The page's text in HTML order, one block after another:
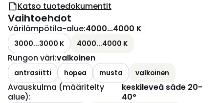
Katso tuotedokumentit
Vaihtoehdot
Värilämpötila-alue:4000...4000 K
3000...3000 K 4000...4000 K
Rungon väri:valkoinen
antrasiitti hopea musta valkoinen
Avauskulma (määritelty
alue):
keskileveä säde 20-
40°